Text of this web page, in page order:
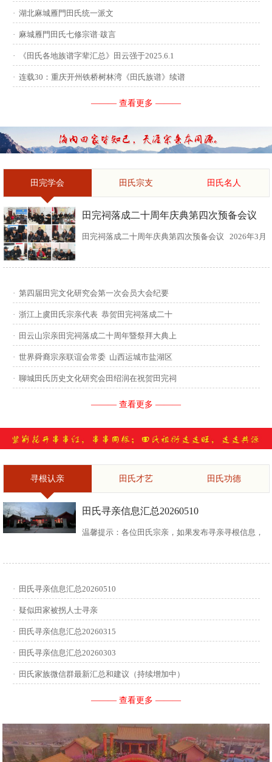
· 湖北麻城雁門田氏统一派文
· 麻城雁門田氏七修宗谱·跋言
· 《田氏各地族谱字辈汇总》田云强于2025.6.1
· 连载30：重庆开州铁桥树林湾《田氏族谱》续谱
——— 查看更多 ———
田完学会 田氏宗支 田氏名人
田完祠落成二十周年庆典第四次预备会议
田完祠落成二十周年庆典第四次预备会议 2026年3月
祖”第四次预备会议。 常务副会长田传灿宗亲主持会
议...
· 第四届田完文化研究会第一次会员大会纪要
· 浙江上虞田氏宗亲代表 恭贺田完祠落成二十
· 田云山宗亲田完祠落成二十周年暨祭拜大典上
· 世界舜裔宗亲联谊会常委 山西运城市盐湖区
· 聊城田氏历史文化研究会田绍润在祝贺田完祠
——— 查看更多 ———
寻根认亲 田氏才艺 田氏功德
田氏寻亲信息汇总20260510
温馨提示：各位田氏宗亲，如果发布寻亲寻根信息，
讳，迁居前字辈和迁居后历次新续的字辈，分迁族人
迁居地，因何原因迁居等。最后别忘了留下联系人和
联系方式。 没有家谱的问问族中老年人口耳相传的信
息有哪些，有家谱请把家谱中的信息简...
· 田氏寻亲信息汇总20260510
· 疑似田家被拐人士寻亲
· 田氏寻亲信息汇总20260315
· 田氏寻亲信息汇总20260303
· 田氏家族微信群最新汇总和建议（持续增加中）
——— 查看更多 ———